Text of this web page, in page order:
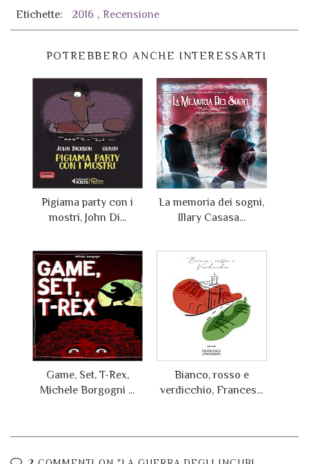
Etichette: 2016 , Recensione
POTREBBERO ANCHE INTERESSARTI
Pigiama party con i
mostri, John Di...
La memoria dei sogni,
Illary Casasa...
Game, Set, T-Rex,
Michele Borgogni ...
Bianco, rosso e
verdicchio, Frances...